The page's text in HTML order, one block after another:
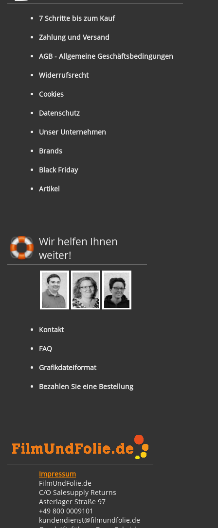
7 Schritte bis zum Kauf
Zahlung und Versand
AGB - Allgemeine Geschäftsbedingungen
Widerrufsrecht
Cookies
Datenschutz
Unser Unternehmen
Brands
Black Friday
Artikel
Wir helfen Ihnen
weiter!
Kontakt
FAQ
Grafikdateiformat
Bezahlen Sie eine Bestellung
Impressum
FilmUndFolie.de
C/O Salesupply Returns
Asterlager Straße 97
+49 800 0009101
kundendienst@filmundfolie.de